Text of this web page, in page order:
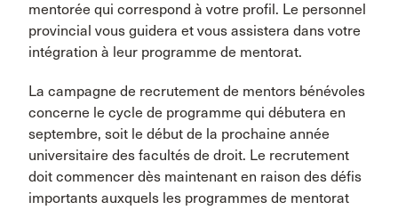
mentorée qui correspond à votre profil. Le personnel
provincial vous guidera et vous assistera dans votre
intégration à leur programme de mentorat.
La campagne de recrutement de mentors bénévoles
concerne le cycle de programme qui débutera en
septembre, soit le début de la prochaine année
universitaire des facultés de droit. Le recrutement
doit commencer dès maintenant en raison des défis
importants auxquels les programmes de mentorat